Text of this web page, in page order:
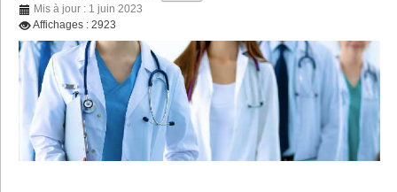
Mis à jour : 1 juin 2023
Affichages : 2923